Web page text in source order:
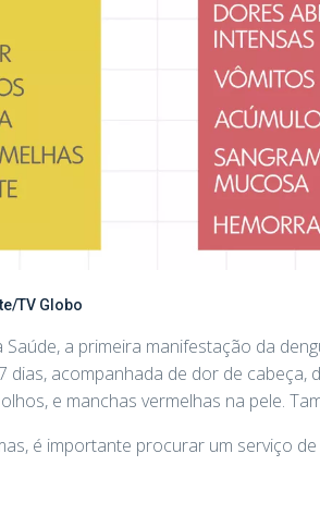
TV Globo
a primeira manifestação da
dias, acompanhada de dor de
e manchas vermelhas na pele.
é importante procurar um serviço